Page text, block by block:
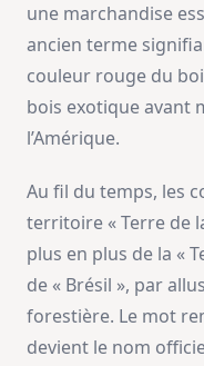
une marchandise
ancien terme
couleur rouge du
bois exotique avant
l’Amérique.
Au fil du temps, les
territoire « Terre de
plus en plus de la «
de « Brésil », par
forestière. Le mot
devient le nom